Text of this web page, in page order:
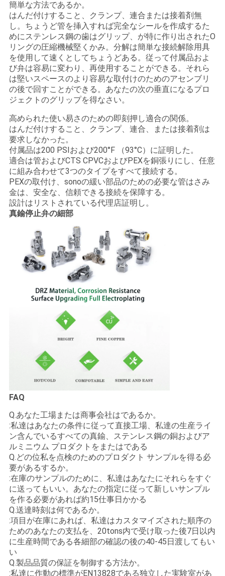
簡単な方法であるか。
はんだ付けすること、クランプ、連合または接着剤無
し。ちょうど管を挿入すれば完全なシールを作成するた
めにステンレス鋼の歯はグリップ、が特に作り出されたO
リングの圧縮機械堅くかみ。分解は簡単な接続解除用具
を使用して速くとしてちょうどある。従って付属品およ
び弁は容易に変わり、再使用することができる。それら
は堅いスペースのより容易な取付けのためのアセンブリ
の後で回すことができる。あなたの次の垂直になるプロ
ジェクトのグリップを得なさい。
高められた使い易さのための即刻押し適合の関係。
はんだ付けすること、クランプ、連合、または接着剤は
要求しなかった。
付属品は200 PSIおよび200°F （93°C）に証明した。
適合は管およびCTS CPVCおよびPEXを銅張りにし、任意
に組み合わせて3つのタイプをすべて接続する。
PEXの取付け、sonoの緩い部品のための必要な管はさみ
金は、安全な、信頼できる接続を保障する。
設計はリストされている代理店証明し。
真鍮停止弁の細部
FAQ
Q.あなた工場または商事会社はであるか。
:私達はあなたの条件に従って直接工場、私達の生産ライ
ン含んでいるすべての真鍮、ステンレス鋼の銅およびア
ルミニウム プロダクトをまたはである
Q.どの位私を点検のためのプロダクト サンプルを得る必
要があるするか。
:在庫のサンプルのために、私達はあなたにそれらをすぐ
に送ってもいい。あなたの指定に従って新しいサンプル
を作る必要があれば約15仕事日かかる
Q.送達時刻は何であるか。
:項目が在庫にあれば、私達はカスタマイズされた順序の
ためのあなたの支払を、20tons内で受け取った後7日以内
に生産時間である各細部の確認の後の40-45日渡してもい
い
Q.製品品質の保証を制御する方法か。
:私達に作動の標準がEN13828である独立した実験室があ